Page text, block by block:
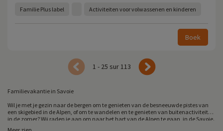
Familie Plus label Activiteiten voor volwassenen en kinderen
Boek
1 - 25 sur 113
Familievakantie in Savoie
Wil je met je gezin naar de bergen om te genieten van de besneeuwde pistes van
een skigebied in de Alpen, of om te wandelen en te genieten van buitenactiviteiten
in de zomer? Wij raden je aan om naar het hart van de Alpen te gaan, in de Savoie.